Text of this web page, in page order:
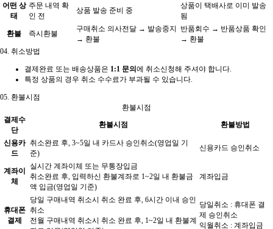
어떤 상
태
주문 내역 확
인 전
상품 발송 준비 중
상품이 택배사로 이미 발송
됨
환불 즉시환불
구매취소 의사전달 → 발송중지
→ 환불
반품회수 → 반품상품 확인
→ 환불
04. 취소방법
결제완료 또는 배송상품은 1:1 문의 에 취소신청해 주셔야 합니다.
특정 상품의 경우 취소 수수료가 부과될 수 있습니다.
05. 환불시점
환불시점
결제수
단
환불시점 환불방법
신용카
드
취소완료 후, 3~5일 내 카드사 승인취소(영업일 기
준)
신용카드 승인취소
계좌이
체
실시간 계좌이체 또는 무통장입금
취소완료 후, 입력하신 환불계좌로 1~2일 내 환불금
액 입금(영업일 기준)
계좌입금
휴대폰
결제
당일 구매내역 취소시 취소 완료 후, 6시간 이내 승인
취소
전월 구매내역 취소시 취소 완료 후, 1~2일 내 환불계
당일취소 : 휴대폰 결
제 승인취소
익월취소 : 계좌입금